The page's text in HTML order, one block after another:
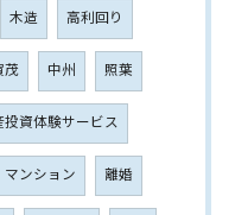
木造 高利回り
茂 中州 照葉
投資体験サービス
マンション 離婚